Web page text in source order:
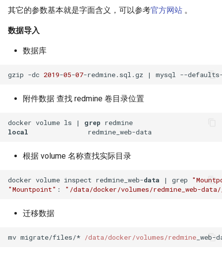
步？
Docker login 登陆远程仓库
Docker tag 为镜像打标记
使用 Dockerfile 创建镜像
Docker 保存和加载镜像
Docker 操作系统级虚拟化技
Docker 容器技术
Docker 容器技术大会
alias 命令
使用 logrotate 转储日志
使用 Pecl 安装 imagick扩展
Rsyslog 配置文件
updatedb 与 locate 命令
cut 命令
Linux Mod相关命令
VMware Login to the query
过2TB的虚拟磁盘
VMware ESXi 配置SNMP服务
百万PV项目与虚拟化方案
VMware ESXi 设置虚拟机自
VMware ESXi 资源限制
VMware vCenter 虚拟机克隆
其它的参数基本就是字面含义，可以参考官方网站 。
数据导入
数据库
gzip -dc 2019-05-07-redmine. sql .gz | mysql --
附件数据 查找 redmine 卷目录位置
docker volume ls | grep
local
根据 volume 名称查找实际目录
docker volume inspect redmine_web-data | grep
"Mountpoint" : "/data/docker/volumes/redmine_web-
迁移数据
mv migrate/files/* /data/docker/volumes/redmine